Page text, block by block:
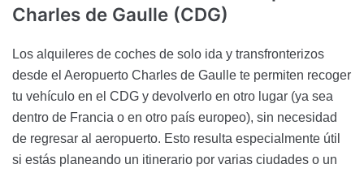
Charles de Gaulle (CDG)
Los alquileres de coches de solo ida y transfronterizos
desde el Aeropuerto Charles de Gaulle te permiten recoger
tu vehículo en el CDG y devolverlo en otro lugar (ya sea
dentro de Francia o en otro país europeo), sin necesidad
de regresar al aeropuerto. Esto resulta especialmente útil
si estás planeando un itinerario por varias ciudades o un